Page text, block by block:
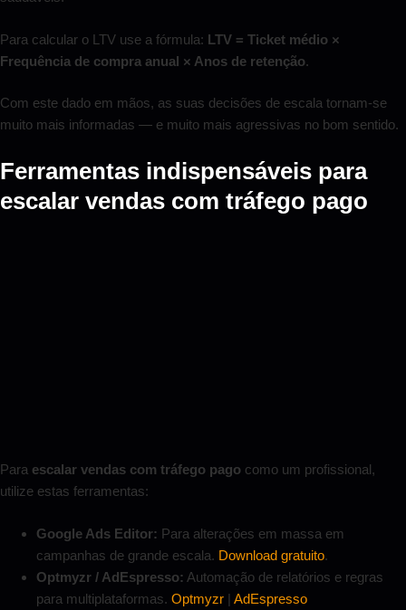
Para calcular o LTV use a fórmula: LTV = Ticket médio ×
Frequência de compra anual × Anos de retenção.
Com este dado em mãos, as suas decisões de escala tornam-se
muito mais informadas — e muito mais agressivas no bom sentido.
Ferramentas indispensáveis para
escalar vendas com tráfego pago
Para escalar vendas com tráfego pago como um profissional,
utilize estas ferramentas:
Google Ads Editor: Para alterações em massa em
campanhas de grande escala. Download gratuito.
Optmyzr / AdEspresso: Automação de relatórios e regras
para multiplataformas. Optmyzr | AdEspresso